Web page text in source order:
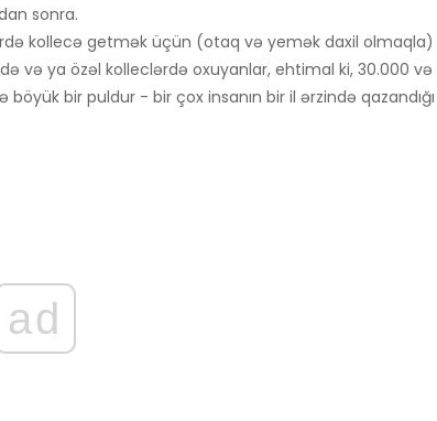
sonra.
kollecə getmək üçün (otaq və yemək daxil olmaqla)
və ya özəl kolleclərdə oxuyanlar, ehtimal ki, 30.000 və
bir puldur - bir çox insanın bir il ərzində qazandığı
ad